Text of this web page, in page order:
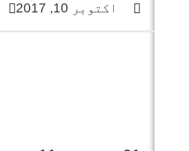
اکتوبر 10, 2017